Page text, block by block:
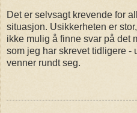
Det er selvsagt krevende for
situasjon. Usikkerheten er
ikke mulig å finne svar på det
som jeg har skrevet tidligere -
venner rundt seg.